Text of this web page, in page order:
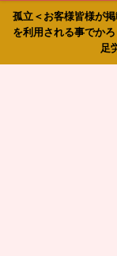
孤立＜お客様皆様が
を利用される事でか
足